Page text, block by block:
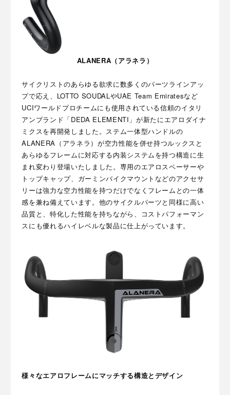
ALANERA（アラネラ）
サイクリストのあらゆる欲求に数多くのパーツラインアッ
プで応え、LOTTO SOUDALやUAE Team Emiratesなど
UCIワールドプロチームにも使用されている信頼のイタリ
アンブランド「DEDA ELEMENTI」が新たにエアロダイナ
ミクスを再開発しました。ステム一体型ハンドルの
ALANERA（アラネラ）が空力性能を併せ持つルックスと
あらゆるフレームに対応する内装システムを持つ構造に生
まれ変わり登場いたしました。専用のエアロスペーサーや
トップキャップ、ガーミンバイクマウントなどのアクセサ
リーは強力な空力性能を持つだけでなくフレームとの一体
感を兼ね備えています。他のサイクルパーツと同様に高い
品質と、特化した性能を持ちながら、コストパフォーマン
スにも優れるハイレベルな製品に仕上がっています。
様々なエアロフレームにマッチする構造とデザイン